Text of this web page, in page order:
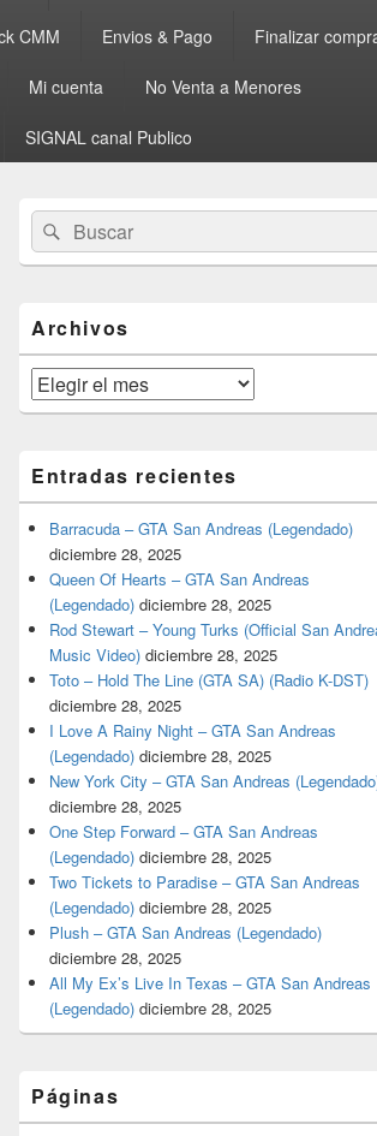
CMM Envios & Pago Finalizar
Mi cuenta No Venta a Menores
SIGNAL canal Publico
área
de
widget
lateral
primaria
Buscar
por:
Buscar
Archivos
Archivos
Entradas recientes
Barracuda – GTA San Andreas (Legendado)
diciembre 28, 2025
Queen Of Hearts – GTA San Andreas
(Legendado) diciembre 28, 2025
Rod Stewart – Young Turks (Official San
Music Video) diciembre 28, 2025
Toto – Hold The Line (GTA SA) (Radio K-DST)
diciembre 28, 2025
I Love A Rainy Night – GTA San Andreas
(Legendado) diciembre 28, 2025
New York City – GTA San Andreas
diciembre 28, 2025
One Step Forward – GTA San Andreas
(Legendado) diciembre 28, 2025
Two Tickets to Paradise – GTA San Andreas
(Legendado) diciembre 28, 2025
Plush – GTA San Andreas (Legendado)
diciembre 28, 2025
All My Ex’s Live In Texas – GTA San Andreas
(Legendado) diciembre 28, 2025
Páginas